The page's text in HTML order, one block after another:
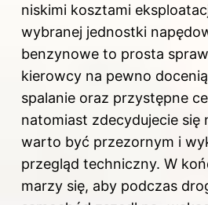
niskimi kosztami
wybranej jednostki
benzynowe to prosta
kierowcy na pewno
spalanie oraz przystępne
natomiast zdecydujecie się
warto być przezornym i
przegląd techniczny. W
marzy się, aby podczas